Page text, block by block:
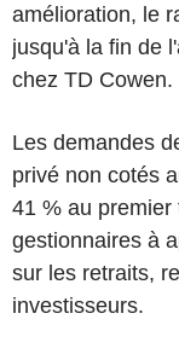
amélioration, le
jusqu'à la fin de
chez TD Cowen.
Les demandes
privé non cotés
41 % au
gestionnaires à
sur les retraits,
investisseurs.